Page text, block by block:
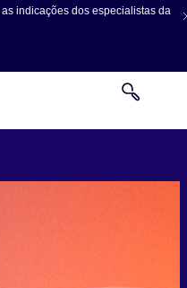
indicações dos especialistas da